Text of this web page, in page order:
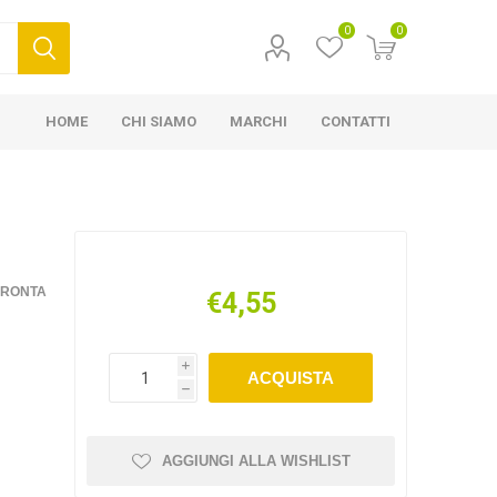
0 0
HOME CHI SIAMO MARCHI CONTATTI
€4,55
i
h
ACQUISTA
AGGIUNGI ALLA WISHLIST